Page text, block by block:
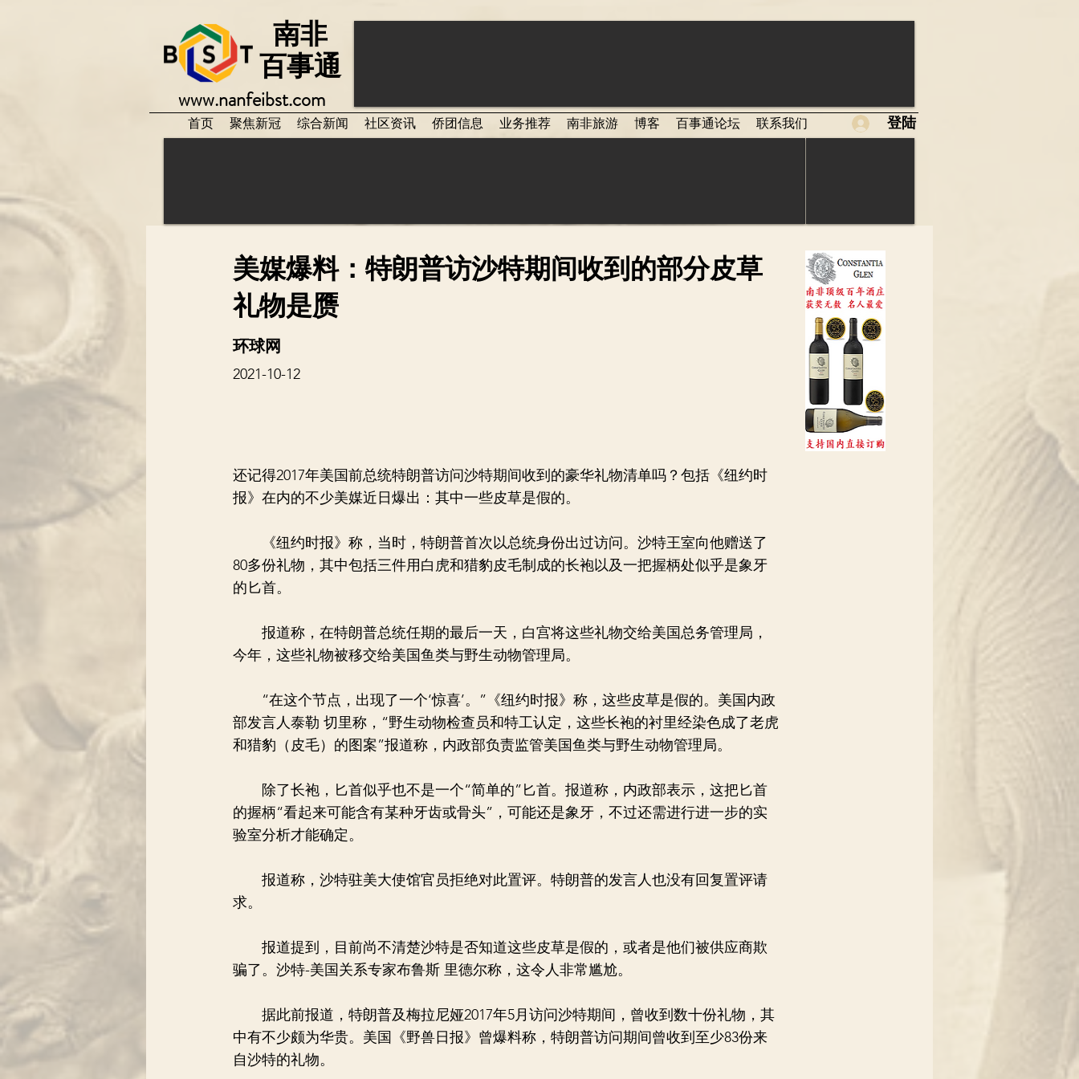
www.nanfeibst.com
百事通
南非
登陆
首页 聚焦新冠 综合新闻 社区资讯 侨团信息 业务推荐 南非旅游 博客 百事通论坛 联系我们
美媒爆料：特朗普访沙特期间收到的部分皮草
礼物是赝
环球网
2021-10-12
还记得2017年美国前总统特朗普访问沙特期间收到的豪华礼物清单吗？包括《纽约时
报》在内的不少美媒近日爆出：其中一些皮草是假的。
《纽约时报》称，当时，特朗普首次以总统身份出过访问。沙特王室向他赠送了
80多份礼物，其中包括三件用白虎和猎豹皮毛制成的长袍以及一把握柄处似乎是象牙
的匕首。
报道称，在特朗普总统任期的最后一天，白宫将这些礼物交给美国总务管理局，
今年，这些礼物被移交给美国鱼类与野生动物管理局。
“在这个节点，出现了一个‘惊喜’。”《纽约时报》称，这些皮草是假的。美国内政
部发言人泰勒 切里称，“野生动物检查员和特工认定，这些长袍的衬里经染色成了老虎
和猎豹（皮毛）的图案”报道称，内政部负责监管美国鱼类与野生动物管理局。
除了长袍，匕首似乎也不是一个“简单的”匕首。报道称，内政部表示，这把匕首
的握柄“看起来可能含有某种牙齿或骨头”，可能还是象牙，不过还需进行进一步的实
验室分析才能确定。
报道称，沙特驻美大使馆官员拒绝对此置评。特朗普的发言人也没有回复置评请
求。
报道提到，目前尚不清楚沙特是否知道这些皮草是假的，或者是他们被供应商欺
骗了。沙特-美国关系专家布鲁斯 里德尔称，这令人非常尴尬。
据此前报道，特朗普及梅拉尼娅2017年5月访问沙特期间，曾收到数十份礼物，其
中有不少颇为华贵。美国《野兽日报》曾爆料称，特朗普访问期间曾收到至少83份来
自沙特的礼物。